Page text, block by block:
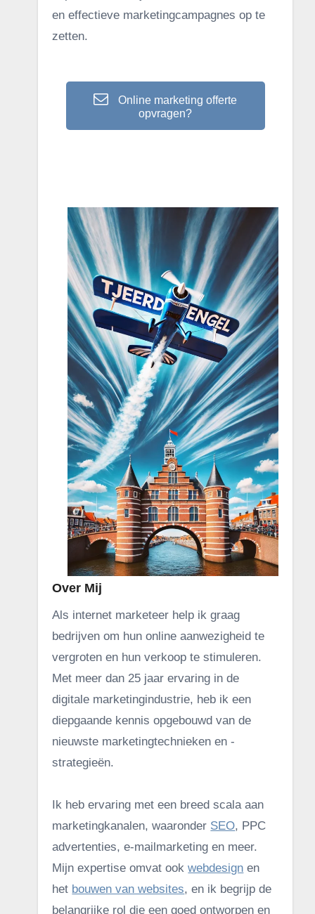
en effectieve marketingcampagnes op te
zetten.
Online marketing offerte
opvragen?
Over Mij
Als internet marketeer help ik graag
bedrijven om hun online aanwezigheid te
vergroten en hun verkoop te stimuleren.
Met meer dan 25 jaar ervaring in de
digitale marketingindustrie, heb ik een
diepgaande kennis opgebouwd van de
nieuwste marketingtechnieken en -
strategieën.
Ik heb ervaring met een breed scala aan
marketingkanalen, waaronder SEO, PPC
advertenties, e-mailmarketing en meer.
Mijn expertise omvat ookwebdesign en
het bouwen van websites, en ik begrijp de
belangrijke rol die een goed ontworpen en